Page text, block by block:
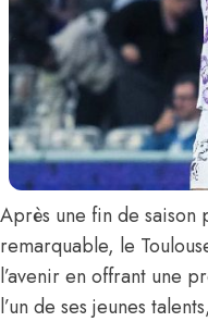
Après une fin de saison
remarquable, le
l’avenir en offrant une
l’un de ses jeunes talents,